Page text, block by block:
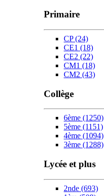
Primaire
CP(24)
CE1 (18)
CE2 (22)
CM1 (18)
CM2 (43)
Collège
6ème (1250)
5ème (1151)
4ème (1094)
3ème (1288)
Lycée et plus
2nde (693)